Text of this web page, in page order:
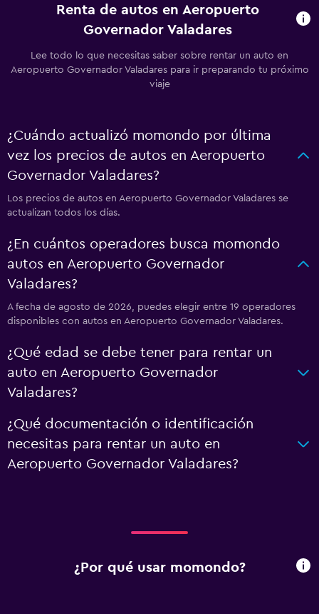
Renta de autos en Aeropuerto
Governador Valadares
Lee todo lo que necesitas saber sobre rentar un auto en
Aeropuerto Governador Valadares para ir preparando tu próximo
viaje
¿Cuándo actualizó momondo por última
vez los precios de autos en Aeropuerto
Governador Valadares?
Los precios de autos en Aeropuerto Governador Valadares se
actualizan todos los días.
¿En cuántos operadores busca momondo
autos en Aeropuerto Governador
Valadares?
A fecha de agosto de 2026, puedes elegir entre 19 operadores
disponibles con autos en Aeropuerto Governador Valadares.
¿Qué edad se debe tener para rentar un
auto en Aeropuerto Governador
Valadares?
¿Qué documentación o identificación
necesitas para rentar un auto en
Aeropuerto Governador Valadares?
¿Por qué usar momondo?